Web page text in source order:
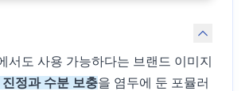
서도 사용 가능하다는 브랜드 이미지
진정과 수분 보충을 염두에 둔 포뮬러